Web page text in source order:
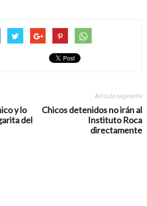
y lo
del
Artículo siguiente
Chicos detenidos no irán al
Instituto Roca
directamente